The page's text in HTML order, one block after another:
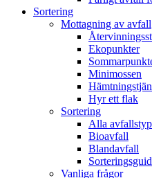
Sortering
Mottagning av avfall
Ekopunkter
Minimossen
Hyr ett flak
Sortering
Alla
Bioavfall
Blandavfall
Vanliga frågor